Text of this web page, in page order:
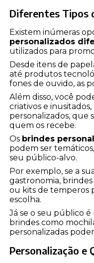
Diferentes Tipos
Existem inúmeras
personalizados
utilizados para
Desde itens de
até produtos
fones de ouvido, as
Além disso, você
criativos e
personalizados, que
quem os recebe.
Os brindes
podem ser
seu público-alvo.
Por exemplo, se a
gastronomia,
ou kits de temperos
escolha.
Já se o seu público
brindes como
personalizadas
Personalização e